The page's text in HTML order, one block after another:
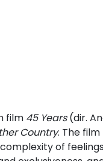
film 45 Years(dir.
Country. The
of